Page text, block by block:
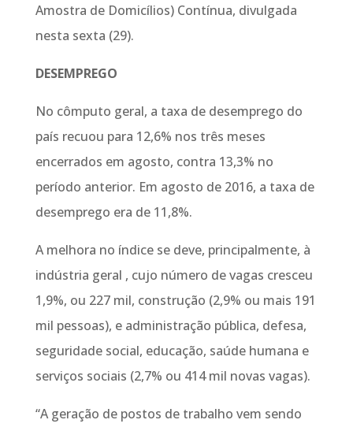
Amostra de Domicílios) Contínua, divulgada
nesta sexta (29).
DESEMPREGO
No cômputo geral, a taxa de desemprego do
país recuou para 12,6% nos três meses
encerrados em agosto, contra 13,3% no
período anterior. Em agosto de 2016, a taxa de
desemprego era de 11,8%.
A melhora no índice se deve, principalmente, à
indústria geral , cujo número de vagas cresceu
1,9%, ou 227 mil, construção (2,9% ou mais 191
mil pessoas), e administração pública, defesa,
seguridade social, educação, saúde humana e
serviços sociais (2,7% ou 414 mil novas vagas).
“A geração de postos de trabalho vem sendo